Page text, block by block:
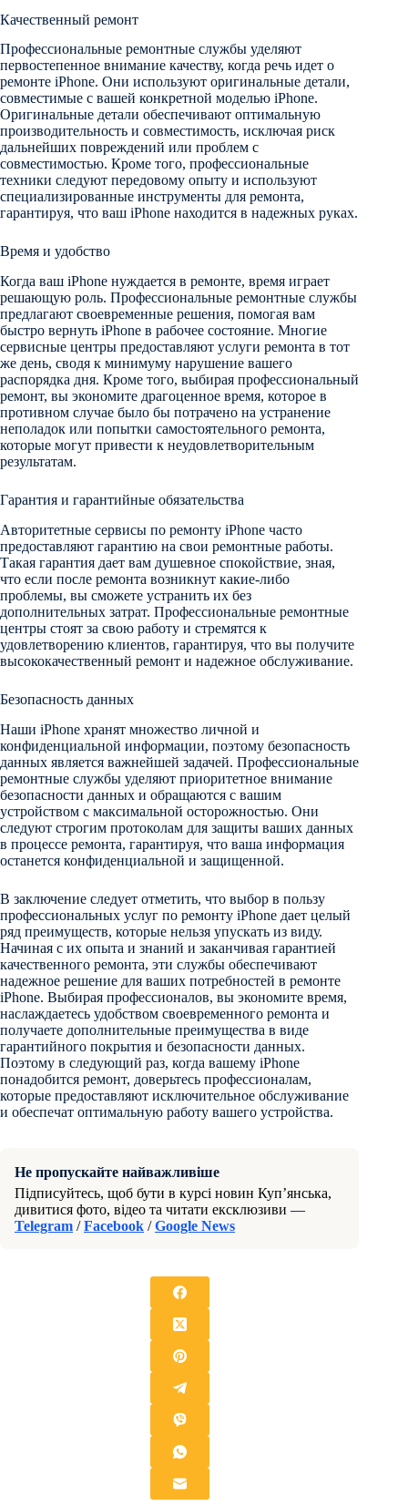
Качественный ремонт
Профессиональные ремонтные службы уделяют
первостепенное внимание качеству, когда речь идет о
ремонте iPhone. Они используют оригинальные детали,
совместимые с вашей конкретной моделью iPhone.
Оригинальные детали обеспечивают оптимальную
производительность и совместимость, исключая риск
дальнейших повреждений или проблем с
совместимостью. Кроме того, профессиональные
техники следуют передовому опыту и используют
специализированные инструменты для ремонта,
гарантируя, что ваш iPhone находится в надежных руках.
Время и удобство
Когда ваш iPhone нуждается в ремонте, время играет
решающую роль. Профессиональные ремонтные службы
предлагают своевременные решения, помогая вам
быстро вернуть iPhone в рабочее состояние. Многие
сервисные центры предоставляют услуги ремонта в тот
же день, сводя к минимуму нарушение вашего
распорядка дня. Кроме того, выбирая профессиональный
ремонт, вы экономите драгоценное время, которое в
противном случае было бы потрачено на устранение
неполадок или попытки самостоятельного ремонта,
которые могут привести к неудовлетворительным
результатам.
Гарантия и гарантийные обязательства
Авторитетные сервисы по ремонту iPhone часто
предоставляют гарантию на свои ремонтные работы.
Такая гарантия дает вам душевное спокойствие, зная,
что если после ремонта возникнут какие-либо
проблемы, вы сможете устранить их без
дополнительных затрат. Профессиональные ремонтные
центры стоят за свою работу и стремятся к
удовлетворению клиентов, гарантируя, что вы получите
высококачественный ремонт и надежное обслуживание.
Безопасность данных
Наши iPhone хранят множество личной и
конфиденциальной информации, поэтому безопасность
данных является важнейшей задачей. Профессиональные
ремонтные службы уделяют приоритетное внимание
безопасности данных и обращаются с вашим
устройством с максимальной осторожностью. Они
следуют строгим протоколам для защиты ваших данных
в процессе ремонта, гарантируя, что ваша информация
останется конфиденциальной и защищенной.
В заключение следует отметить, что выбор в пользу
профессиональных услуг по ремонту iPhone дает целый
ряд преимуществ, которые нельзя упускать из виду.
Начиная с их опыта и знаний и заканчивая гарантией
качественного ремонта, эти службы обеспечивают
надежное решение для ваших потребностей в ремонте
iPhone. Выбирая профессионалов, вы экономите время,
наслаждаетесь удобством своевременного ремонта и
получаете дополнительные преимущества в виде
гарантийного покрытия и безопасности данных.
Поэтому в следующий раз, когда вашему iPhone
понадобится ремонт, доверьтесь профессионалам,
которые предоставляют исключительное обслуживание
и обеспечат оптимальную работу вашего устройства.
Не пропускайте найважливіше
Підписуйтесь, щоб бути в курсі новин Куп’янська,
дивитися фото, відео та читати ексклюзиви —
Telegram /Facebook /Google News